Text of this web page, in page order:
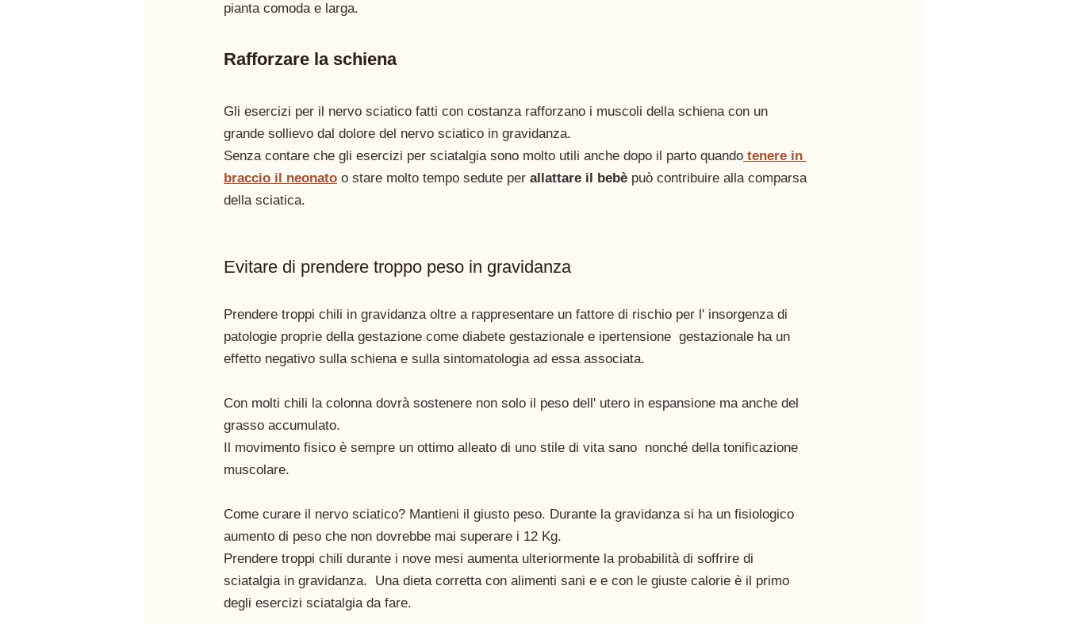
pianta comoda e larga.
Rafforzare la schiena
Gli esercizi per il nervo sciatico fatti con costanza rafforzano i muscoli della schiena con un
grande sollievo dal dolore del nervo sciatico in gravidanza.
Senza contare che gli esercizi per sciatalgia sono molto utili anche dopo il parto quando tenere in
braccio il neonato o stare molto tempo sedute per allattare il bebè può contribuire alla comparsa
della sciatica.
Evitare di prendere troppo peso in gravidanza
Prendere troppi chili in gravidanza oltre a rappresentare un fattore di rischio per l' insorgenza di
patologie proprie della gestazione come diabete gestazionale e ipertensione  gestazionale ha un
effetto negativo sulla schiena e sulla sintomatologia ad essa associata.
Con molti chili la colonna dovrà sostenere non solo il peso dell' utero in espansione ma anche del
grasso accumulato.
Il movimento fisico è sempre un ottimo alleato di uno stile di vita sano  nonché della tonificazione
muscolare.
Come curare il nervo sciatico? Mantieni il giusto peso. Durante la gravidanza si ha un fisiologico
aumento di peso che non dovrebbe mai superare i 12 Kg.
Prendere troppi chili durante i nove mesi aumenta ulteriormente la probabilità di soffrire di
sciatalgia in gravidanza.  Una dieta corretta con alimenti sani e e con le giuste calorie è il primo
degli esercizi sciatalgia da fare.